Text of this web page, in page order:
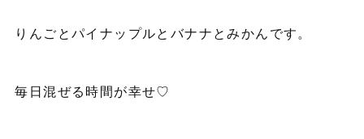
りんごとパイナップルとバナナとみかんです。
毎日混ぜる時間が幸せ♡